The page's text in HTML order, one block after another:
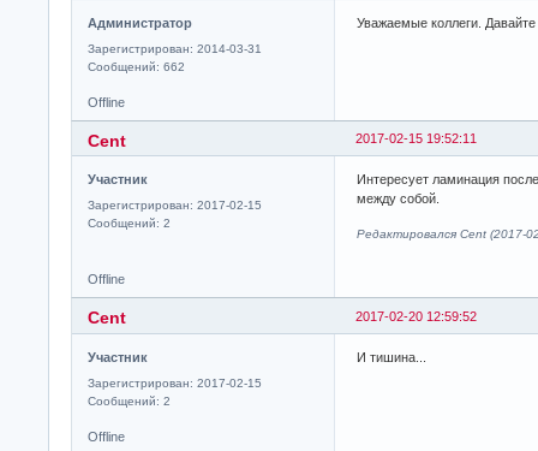
Администратор
Зарегистрирован: 2014-03-31
Сообщений: 662
Уважаемые коллеги.
Offline
2017-02-15 19:52:11
Cent
Участник
Зарегистрирован: 2017-02-15
Сообщений: 2
Интересует ламинация
между собой.
Редактировался Cent (2017-
Offline
2017-02-20 12:59:52
Cent
Участник
Зарегистрирован: 2017-02-15
Сообщений: 2
И тишина...
Offline